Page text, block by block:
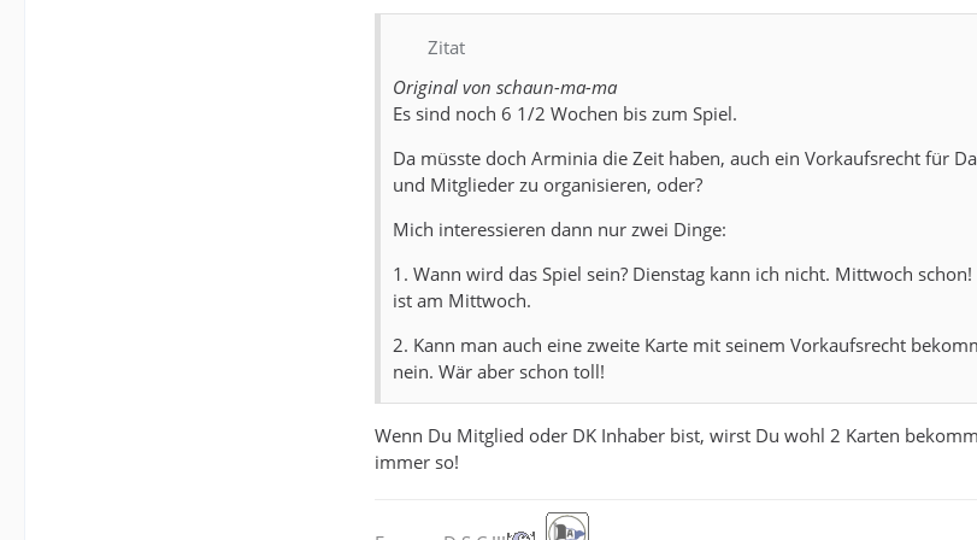
Zitat
Original von schaun-ma-ma
Es sind noch 6 1/2 Wochen bis zum Spiel.
Da müsste doch Arminia die Zeit haben, auch ein Vorkaufsrecht für
und Mitglieder zu organisieren, oder?
Mich interessieren dann nur zwei Dinge:
1. Wann wird das Spiel sein? Dienstag kann ich nicht. Mittwoch
ist am Mittwoch.
2. Kann man auch eine zweite Karte mit seinem Vorkaufsrecht
nein. Wär aber schon toll!
Wenn Du Mitglied oder DK Inhaber bist, wirst Du wohl 2 Karten
immer so!